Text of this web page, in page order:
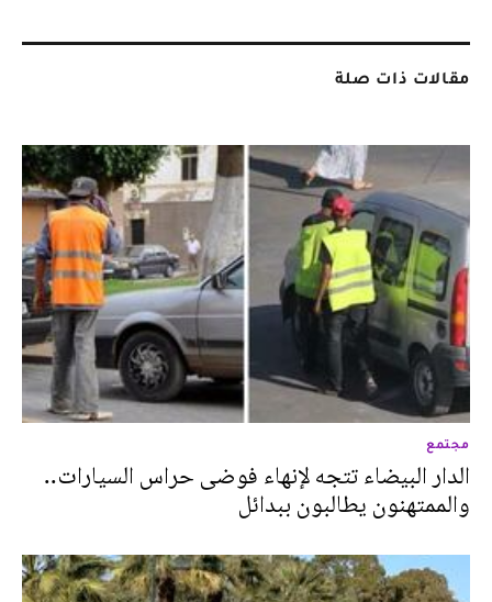
مقالات ذات صلة
مجتمع
الدار البيضاء تتجه لإنهاء فوضى حراس السيارات..
والممتهنون يطالبون ببدائل